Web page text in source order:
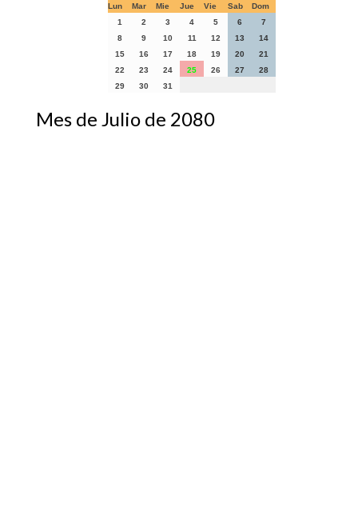
Lun Mar Mie Jue Vie Sab
Dom
1
2 3 4 5 6
7
8
9 10 11 12 13
14
15
16 17 18 19 20
21
22
23 24 25 26 27
28
29
30 31
Mes de Julio de 2080